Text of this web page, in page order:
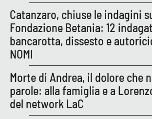
Apple
Catanzaro, chiuse le indagini
Fondazione Betania: 12
bancarotta, dissesto e
NOMI
Morte di Andrea, il dolore che
parole: alla famiglia e a
del network LaC